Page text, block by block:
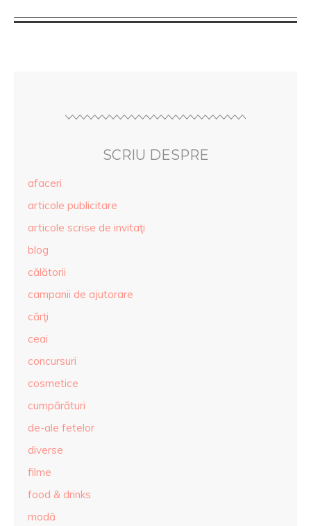
SCRIU DESPRE
afaceri
articole publicitare
articole scrise de invitaţi
blog
călătorii
campanii de ajutorare
cărţi
ceai
concursuri
cosmetice
cumpărături
de-ale fetelor
diverse
filme
food & drinks
modă